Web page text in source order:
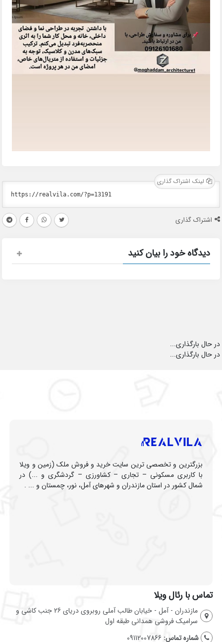
لینک اشتراک گذاری
اشتراک گذاری
دیدگاه خود را بیان کنید
در حال بارگذاری...
در حال بارگذاری...
بزرگترین و تخصصی ترین سایت خرید و فروش ملک (زمین و ویلا
با کاربری مسکونی – تجاری – کشاورزی – گردشگری و ...) در
شمال کشور در استان مازندران و شهرهای آمل، نور، چمستان و ... .
تماس با رئال ویلا
مازندران - آمل - خیابان طالب آملی روبروی دریای 26 جنب کاشی و
سرامیک فروشی همدانی طبقه اول
شماره تماس: 09112007866